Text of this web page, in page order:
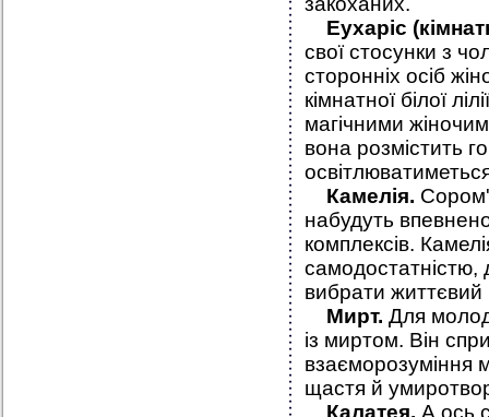
Еухаріс
свої стосунки з
сторонніх осіб
кімнатної білої
магічними
вона розмістить
Камелія.
набудуть
комплексів.
самодостатністю,
вибрати
Мирт. Для
із миртом. Він
взаєморозуміння
щастя й
Калатея. А ось